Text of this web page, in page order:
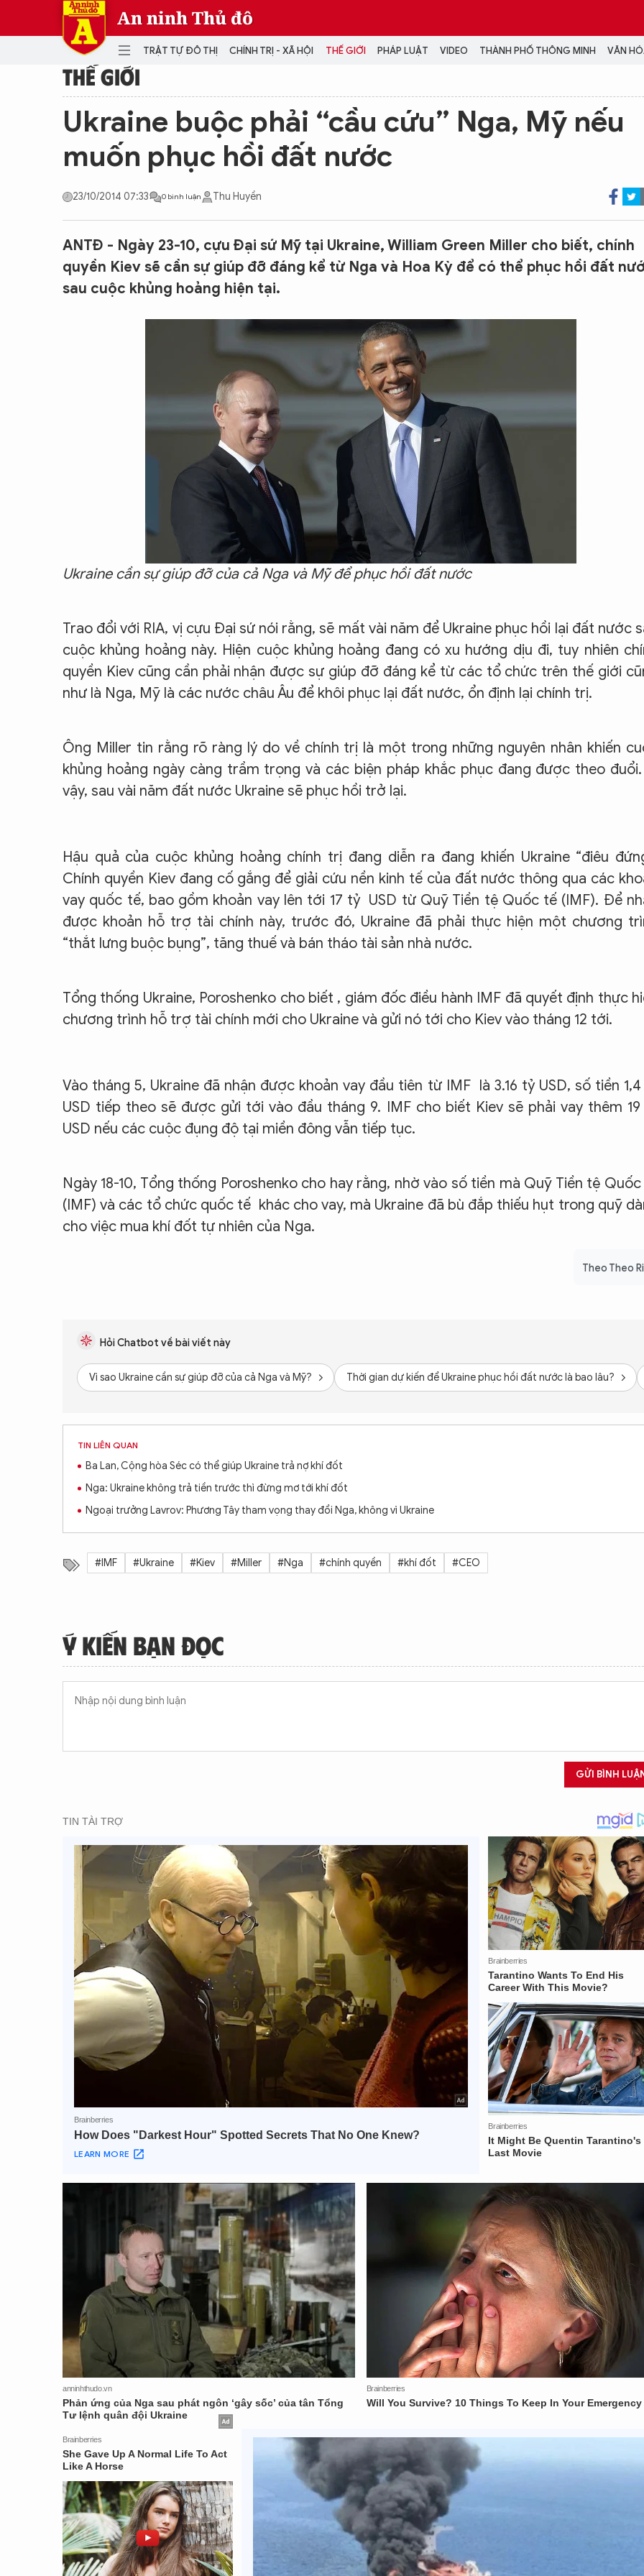
An ninh Thủ đô
TRẬT TỰ ĐÔ THỊ CHÍNH TRỊ - XÃ HỘI THẾ GIỚI PHÁP LUẬT VIDEO THÀNH PHỐ THÔNG MINH VĂN
CHÍNH TRỊ - XÃ HỘI
Đại hội Đảng
THẾ GIỚI PHÁP LUẬT
THÀNH PHỐ THÔNG MINH
THỂ THAO
SỐNG Ở HÀ NỘI
KINH DOANH
MULTIMEDIA
Podcast
Video
Infographic
CON ĐƯỜNG KHỞI NGHIỆP
VIDEO
LỊCH VẠN SỰ
THẾ GIỚI
Ukraine buộc phải “cầu cứu” Nga, Mỹ nếu
muốn phục hồi đất nước
23/10/2014 07:33 0 bình luận Thu Huyền
ANTĐ - Ngày 23-10, cựu Đại sứ Mỹ tại Ukraine, William Green Miller cho biết, chính
quyền Kiev sẽ cần sự giúp đỡ đáng kể từ Nga và Hoa Kỳ để có thể phục hồi đất
sau cuộc khủng hoảng hiện tại.
Ukraine cần sự giúp đỡ của cả Nga và Mỹ để phục hồi đất nước
Trao đổi với RIA, vị cựu Đại sứ nói rằng, sẽ mất vài năm để Ukraine phục hồi lại đất nước
cuộc khủng hoảng này. Hiện cuộc khủng hoảng đang có xu hướng dịu đi, tuy nhiên
quyền Kiev cũng cần phải nhận được sự giúp đỡ đáng kể từ các tổ chức trên thế giới
như là Nga, Mỹ là các nước châu Âu để khôi phục lại đất nước, ổn định lại chính trị.
Ông Miller tin rằng rõ ràng lý do về chính trị là một trong những nguyên nhân khiến
khủng hoảng ngày càng trầm trọng và các biện pháp khắc phục đang được theo đuổi.
vậy, sau vài năm đất nước Ukraine sẽ phục hồi trở lại.
Hậu quả của cuộc khủng hoảng chính trị đang diễn ra đang khiến Ukraine “điêu
Chính quyền Kiev đang cố gắng để giải cứu nền kinh tế của đất nước thông qua các
vay quốc tế, bao gồm khoản vay lên tới 17 tỷ USD từ Quỹ Tiền tệ Quốc tế (IMF). Để
được khoản hỗ trợ tài chính này, trước đó, Ukraine đã phải thực hiện một chương
“thắt lưng buộc bụng”, tăng thuế và bán tháo tài sản nhà nước.
Tổng thống Ukraine, Poroshenko cho biết , giám đốc điều hành IMF đã quyết định thực
chương trình hỗ trợ tài chính mới cho Ukraine và gửi nó tới cho Kiev vào tháng 12 tới.
Vào tháng 5, Ukraine đã nhận được khoản vay đầu tiên từ IMF là 3.16 tỷ USD, số tiền
USD tiếp theo sẽ được gửi tới vào đầu tháng 9. IMF cho biết Kiev sẽ phải vay thêm
USD nếu các cuộc đụng độ tại miền đông vẫn tiếp tục.
Ngày 18-10, Tổng thống Poroshenko cho hay rằng, nhờ vào số tiền mà Quỹ Tiền tệ
(IMF) và các tổ chức quốc tế khác cho vay, mà Ukraine đã bù đắp thiếu hụt trong quỹ
cho việc mua khí đốt tự nhiên của Nga.
Theo Theo
Hỏi Chatbot về bài viết này
Vì sao Ukraine cần sự giúp đỡ của cả Nga và Mỹ? Thời gian dự kiến để Ukraine phục hồi đất nước là bao lâu?
TIN LIÊN QUAN
Ba Lan, Cộng hòa Séc có thể giúp Ukraine trả nợ khí đốt
Nga: Ukraine không trả tiền trước thì đừng mơ tới khí đốt
Ngoại trưởng Lavrov: Phương Tây tham vọng thay đổi Nga, không vì Ukraine
#IMF #Ukraine #Kiev #Miller #Nga #chính quyền #khí đốt #CEO
Ý KIẾN BẠN ĐỌC
GỬI BÌNH